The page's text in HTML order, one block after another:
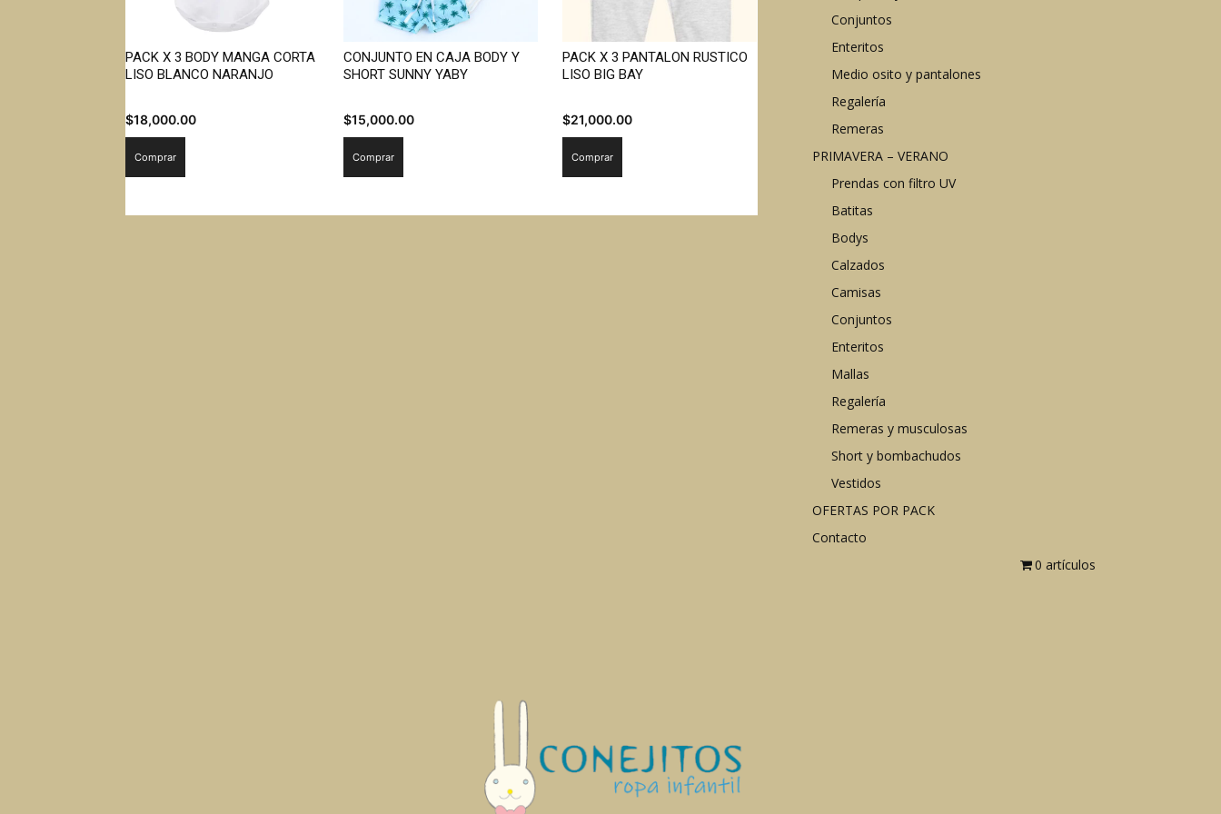
PACK X 3 BODY MANGA CORTA
LISO BLANCO NARANJO
$18,000.00
Comprar
CONJUNTO EN CAJA BODY Y
SHORT SUNNY YABY
$15,000.00
Comprar
PACK X 3 PANTALON RUSTICO
LISO BIG BAY
$21,000.00
Comprar
Conjuntos
Enteritos
Medio osito y pantalones
Regalería
Remeras
PRIMAVERA – VERANO
Prendas con filtro UV
Batitas
Bodys
Calzados
Camisas
Conjuntos
Enteritos
Mallas
Regalería
Remeras y musculosas
Short y bombachudos
Vestidos
OFERTAS POR PACK
Contacto
0 artículos